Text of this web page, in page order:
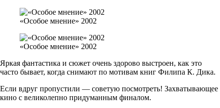
«Особое мнение» 2002
«Особое мнение» 2002
Яркая фантастика и сюжет очень здорово выстроен, как это
часто бывает, когда снимают по мотивам книг Филипа К. Дика.
Если вдруг пропустили — советую посмотреть! Захватывающее
кино с великолепно придуманным финалом.